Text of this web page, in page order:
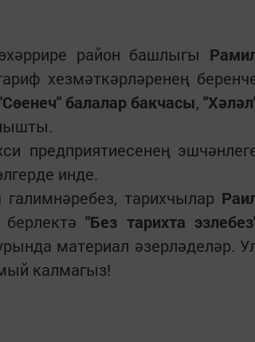
район башлыгы
хезмәткәрләренең
балалар бакчасы,
предприятиесенең
инде.
тарихчылар
берлектә"Без тарихта
материал әзерләделәр.
калмагыз!